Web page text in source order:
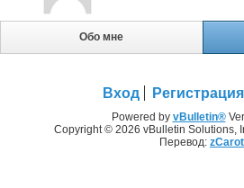
Обо мне
Вход Регистрация
Powered by vBulletin®
Copyright © 2026 vBulletin Solutions,
Перевод: zCarot